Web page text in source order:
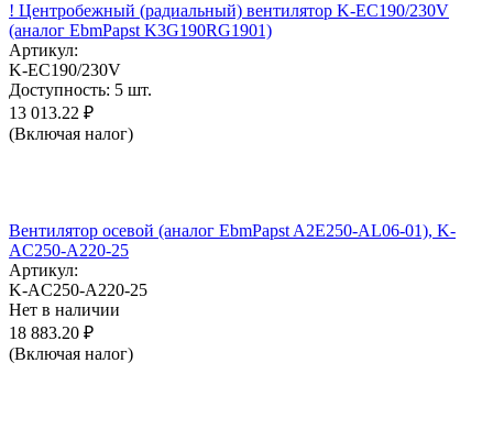
! Центробежный (радиальный) вентилятор K-EC190/230V
(аналог EbmPapst K3G190RG1901)
Артикул:
K-EC190/230V
Доступность: 5 шт.
13 013.22 ₽
(Включая налог)
Вентилятор осевой (аналог EbmPapst A2E250-AL06-01), K-
AC250-A220-25
Артикул:
K-AC250-A220-25
Нет в наличии
18 883.20 ₽
(Включая налог)